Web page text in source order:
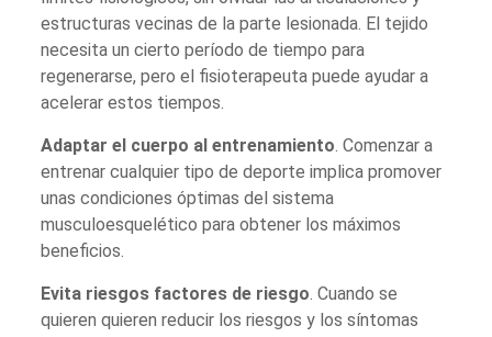
estructuras vecinas de la parte lesionada. El tejido
necesita un cierto período de tiempo para
regenerarse, pero el fisioterapeuta puede ayudar a
acelerar estos tiempos.
Adaptar el cuerpo al entrenamiento. Comenzar a
entrenar cualquier tipo de deporte implica promover
unas condiciones óptimas del sistema
musculoesquelético para obtener los máximos
beneficios.
Evita riesgos factores de riesgo. Cuando se
quieren quieren reducir los riesgos y los síntomas